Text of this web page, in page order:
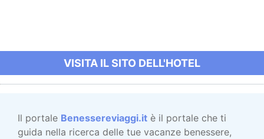
VISITA IL SITO DELL'HOTEL
Il portale Benessereviaggi.it è il portale che ti
guida nella ricerca delle tue vacanze benessere,